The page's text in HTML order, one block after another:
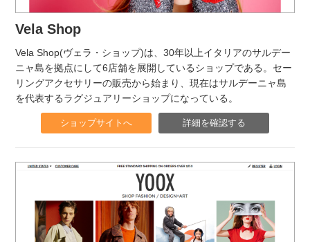
Vela Shop
Vela Shop(ヴェラ・ショップ)は、30年以上イタリアのサルデー
ニャ島を拠点にして6店舗を展開しているショップである。セー
リングアクセサリーの販売から始まり、現在はサルデーニャ島
を代表するラグジュアリーショップになっている。
ショップサイトへ 詳細を確認する